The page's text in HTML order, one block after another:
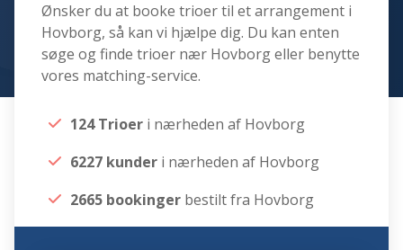
Ønsker du at booke trioer til et arrangement i
Hovborg, så kan vi hjælpe dig. Du kan enten
søge og finde trioer nær Hovborg eller benytte
vores matching-service.
124 Trioer i nærheden af Hovborg
6227 kunder i nærheden af Hovborg
2665 bookinger bestilt fra Hovborg